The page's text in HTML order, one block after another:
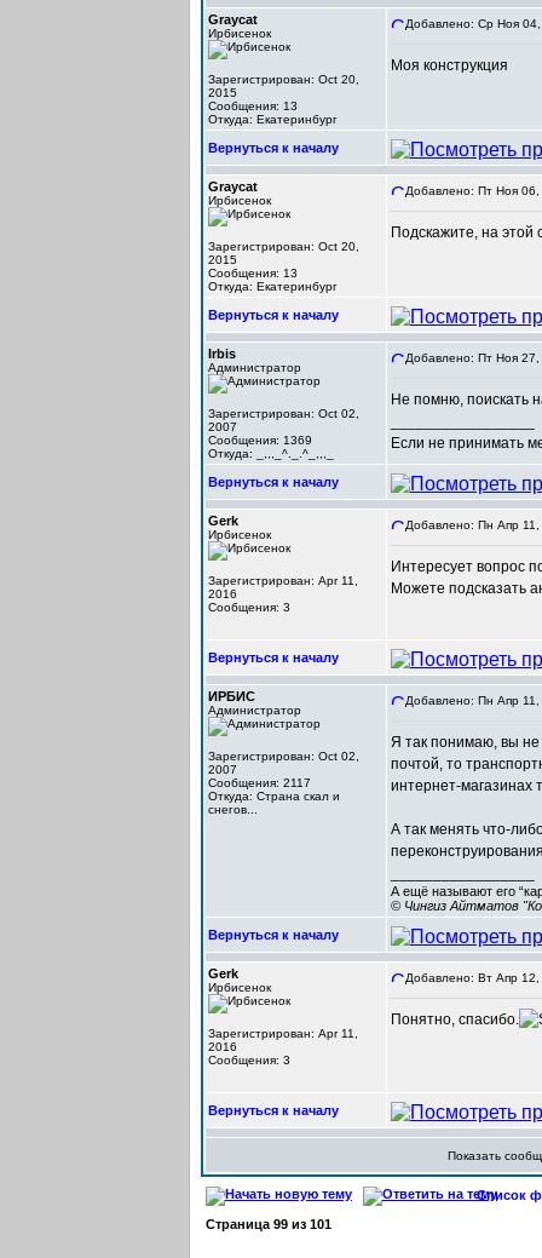
Graycat
Ирбисенок
Зарегистрирован: Oct 20,
2015
Сообщения: 13
Откуда: Екатеринбург
Добавлено: Ср Ноя
Моя конструкция
Вернуться к началу
Graycat
Ирбисенок
Зарегистрирован: Oct 20,
2015
Сообщения: 13
Откуда: Екатеринбург
Добавлено: Пт Ноя
Подскажите, на этой
Вернуться к началу
Irbis
Администратор
Зарегистрирован: Oct 02,
2007
Сообщения: 1369
Откуда: _,,,_^._.^_,,,_
Добавлено: Пт Ноя
Не помню, поискать
Если не принимать
Вернуться к началу
Gerk
Ирбисенок
Зарегистрирован: Apr 11,
2016
Сообщения: 3
Добавлено: Пн Апр
Интересует вопрос
Можете подсказать
Вернуться к началу
ИРБИС
Администратор
Зарегистрирован: Oct 02,
2007
Сообщения: 2117
Откуда: Cтрана скал и
снегов...
Добавлено: Пн Апр
Я так понимаю, вы
почтой, то
интернет-магазинах
А так менять что-
А ещё называют его
© Чингиз Айтматов
Вернуться к началу
Gerk
Ирбисенок
Зарегистрирован: Apr 11,
2016
Сообщения: 3
Добавлено: Вт Апр
Понятно, спасибо.
Вернуться к началу
Показать
Список
Страница 99 из 101